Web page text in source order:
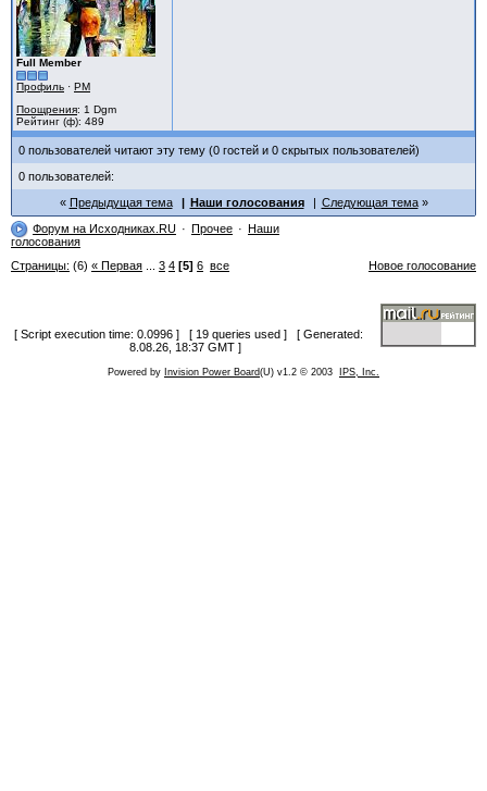
Full Member
Профиль · PM
Поощрения: 1 Dgm
Рейтинг (ф): 489
0 пользователей читают эту тему (0 гостей и 0 скрытых пользователей)
0 пользователей:
Предыдущая тема
Наши голосования
Следующая тема
Форум на Исходниках.RU
Прочее
Наши
голосования
Страницы: (6) « Первая 3 4 [5] 6 все Новое голосование
[ Script execution time: 0.0996 ] [ 19 queries used ] [ Generated:
8.08.26, 18:37 GMT ]
Powered by Invision Power Board(U) v1.2 © 2003 IPS, Inc.